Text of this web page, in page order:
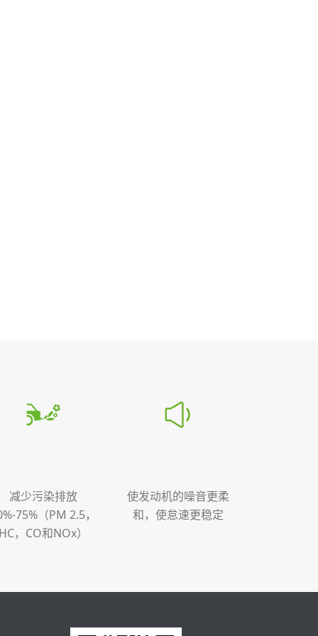
减少污染排放
75%（PM 2.5，
HC，CO和NOx）
使发动机的噪音更柔
和，使怠速更稳定